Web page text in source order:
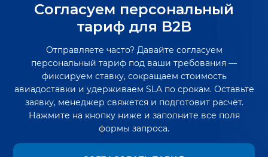
Согласуем персональный
тариф для B2B
Отправляете часто? Давайте согласуем
персональный тариф под ваши требования —
фиксируем ставку, сокращаем стоимость
авиадоставки и удерживаем SLA по срокам. Оставьте
заявку, менеджер свяжется и подготовит расчёт.
Нажмите на кнопку ниже и заполните все поля
формы запроса.